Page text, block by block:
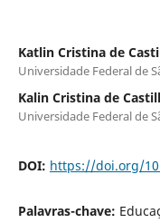
Katlin Cristina de
Universidade Federal de
Kalin Cristina de
Universidade Federal de
DOI: https://doi.org/
Palavras-chave: